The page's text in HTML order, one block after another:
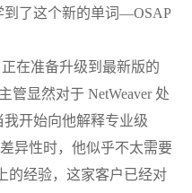
到了这个新的单词—OSAP
在准备升级到最新版的
管显然对于 NetWeaver 处
开始向他解释专业级
异性时，他似乎不太需要
的经验，这家客户已经对